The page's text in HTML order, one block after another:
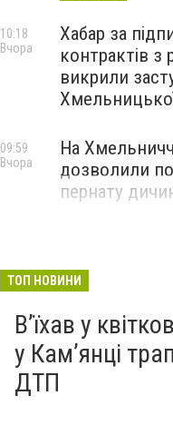
Хабар за
контрактів з
викрили
10:18
Вчора
На
дозволили
пернату
09:59
Вчора
ТОП НОВИНИ
Вʼїхав у
у Камʼянці
ДТП